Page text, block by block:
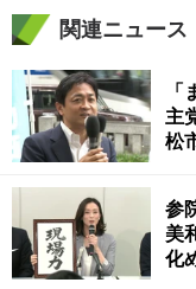
関連ニュース
主
松
参
美
化